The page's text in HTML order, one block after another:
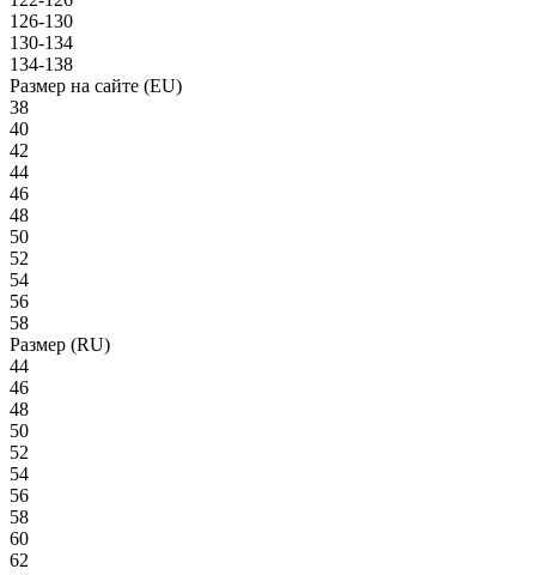
126-130
130-134
134-138
Размер на сайте (EU)
38
40
42
44
46
48
50
52
54
56
58
Размер (RU)
44
46
48
50
52
54
56
58
60
62